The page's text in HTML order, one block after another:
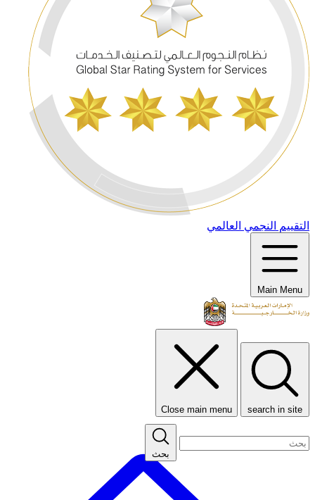
التقييم النجمي العالمي
Main Menu
search in site
Close main menu
بحث